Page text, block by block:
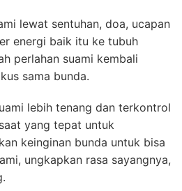
lewat sentuhan, doa, ucapan
energi baik itu ke tubuh
perlahan suami kembali
sama bunda.
lebih tenang dan terkontrol
yang tepat untuk
keinginan bunda untuk bisa
ungkapkan rasa sayangnya,